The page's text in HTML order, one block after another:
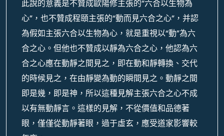
此說的意義是不贊成歐陽修主張的“六合以生物為
心”，也不贊成程頤主張的“動而見六合之心”，并認
為假如主張六合以生物為心，就是重視以“動”為六
合之心。但他也不贊成以靜為六合之心，他認為六
合之心應在動靜之間見之，即在動和靜轉換、交代
的時候見之，在由靜變為動的瞬間見之。動靜之間
即是幾，即是神，所以這種見解主張六合之心不成
以有無動靜言。這樣的見解，不從價值和品德著
眼，僅僅從動靜著眼，過于虛玄，應受道家影響較